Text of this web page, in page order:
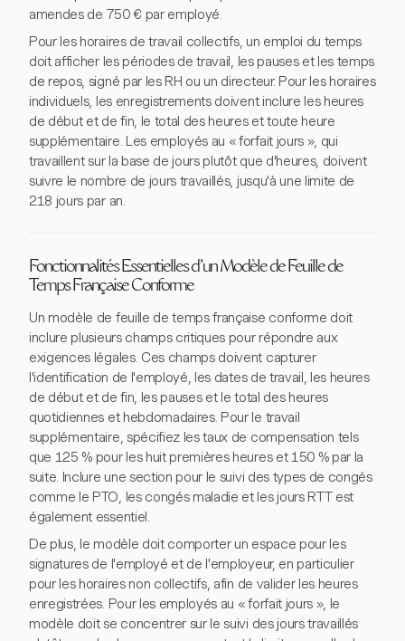
amendes de 750 € par employé.
Pour les horaires de travail collectifs, un emploi du temps
doit afficher les périodes de travail, les pauses et les temps
de repos, signé par les RH ou un directeur. Pour les horaires
individuels, les enregistrements doivent inclure les heures
de début et de fin, le total des heures et toute heure
supplémentaire. Les employés au « forfait jours », qui
travaillent sur la base de jours plutôt que d'heures, doivent
suivre le nombre de jours travaillés, jusqu'à une limite de
218 jours par an.
Fonctionnalités Essentielles d'un Modèle de Feuille de
Temps Française Conforme
Un modèle de feuille de temps française conforme doit
inclure plusieurs champs critiques pour répondre aux
exigences légales. Ces champs doivent capturer
l'identification de l'employé, les dates de travail, les heures
de début et de fin, les pauses et le total des heures
quotidiennes et hebdomadaires. Pour le travail
supplémentaire, spécifiez les taux de compensation tels
que 125 % pour les huit premières heures et 150 % par la
suite. Inclure une section pour le suivi des types de congés
comme le PTO, les congés maladie et les jours RTT est
également essentiel.
De plus, le modèle doit comporter un espace pour les
signatures de l'employé et de l'employeur, en particulier
pour les horaires non collectifs, afin de valider les heures
enregistrées. Pour les employés au « forfait jours », le
modèle doit se concentrer sur le suivi des jours travaillés